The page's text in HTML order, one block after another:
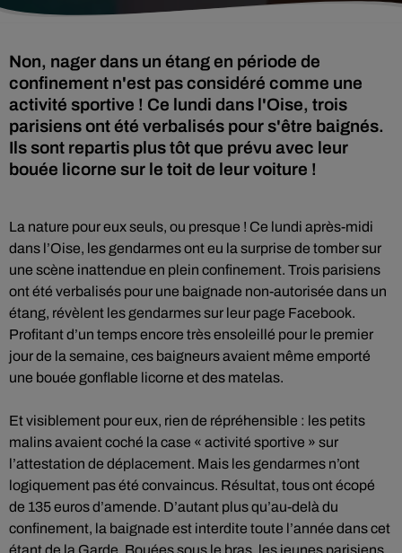
Non, nager dans un étang en période de
confinement n'est pas considéré comme une
activité sportive ! Ce lundi dans l'Oise, trois
parisiens ont été verbalisés pour s'être baignés.
Ils sont repartis plus tôt que prévu avec leur
bouée licorne sur le toit de leur voiture !
La nature pour eux seuls, ou presque ! Ce lundi après-midi
dans l’Oise, les gendarmes ont eu la surprise de tomber sur
une scène inattendue en plein confinement. Trois parisiens
ont été verbalisés pour une baignade non-autorisée dans un
étang, révèlent les gendarmes sur leur page Facebook.
Profitant d’un temps encore très ensoleillé pour le premier
jour de la semaine, ces baigneurs avaient même emporté
une bouée gonflable licorne et des matelas.
Et visiblement pour eux, rien de répréhensible : les petits
malins avaient coché la case « activité sportive » sur
l’attestation de déplacement. Mais les gendarmes n’ont
logiquement pas été convaincus. Résultat, tous ont écopé
de 135 euros d’amende. D’autant plus qu’au-delà du
confinement, la baignade est interdite toute l’année dans cet
étant de la Garde. Bouées sous le bras, les jeunes parisiens